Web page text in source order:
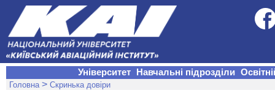
Університет Навчальні підрозділи
Головна > Скринька довіри